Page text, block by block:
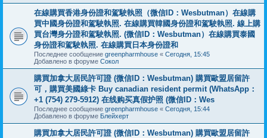
在線購買香港身份證和駕駛執照（微信ID：Wesbutman）在線購
買中國身份證和駕駛執照. 在線購買韓國身份證和駕駛執照. 線上購
買台灣身分證和駕駛執照. (微信ID：Wesbutman）在線購買泰國
身份證和駕駛執照. 在線購買日本身份證和
Последнее сообщение greenpharmhouse « Сегодня, 15:45
Добавлено в форуме Сокол
購買加拿大居民許可證 (微信ID：Wesbutman) 購買歐盟居留許
可，購買美國綠卡 Buy canadian resident permit (WhatsApp：
+1 (754) 279-5912) 在线购买真假护照 (微信ID：Wes
Последнее сообщение greenpharmhouse « Сегодня, 15:44
Добавлено в форуме Блейхерт
購買加拿大居民許可證 (微信ID：Wesbutman) 購買歐盟居留許